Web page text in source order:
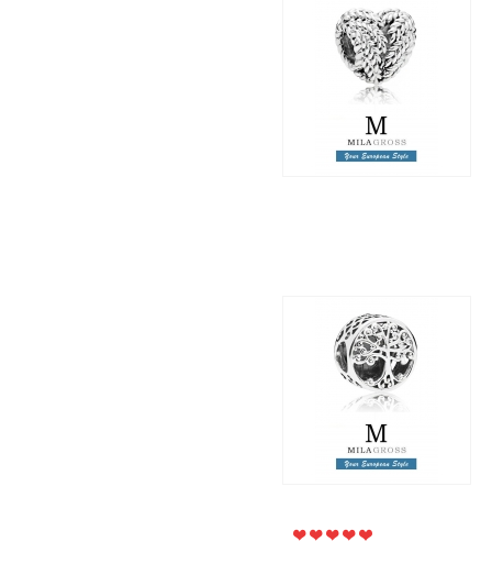
Шарм "Идеальная
природа" (Icon of nature
charm), серебро: осень
2018
1 395 грн. 850 грн.
Шарм "Семейные
корни" (Family Roots
Charm​), серебро: новая
коллекция 2018!
1 595 грн. 895 грн.